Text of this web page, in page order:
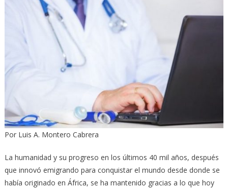
Por Luis A. Montero Cabrera
La humanidad y su progreso en los últimos 40 mil años, después
que innovó emigrando para conquistar el mundo desde donde se
había originado en África, se ha mantenido gracias a lo que hoy